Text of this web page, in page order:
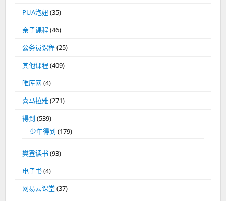
PUA泡妞 (35)
亲子课程(46)
公务员课程(25)
其他课程(409)
唯库网 (4)
喜马拉雅(271)
得到 (539)
少年得到 (179)
樊登读书(93)
电子书(4)
网易云课堂 (37)